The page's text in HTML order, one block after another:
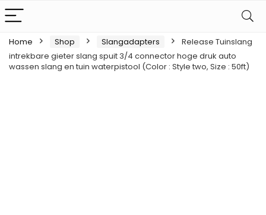
Home Shop Slangadapters
Release Tuinslang
intrekbare gieter slang spuit 3/4 connector hoge druk auto
wassen slang en tuin waterpistool (Color : Style two, Size : 50ft)